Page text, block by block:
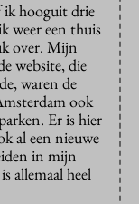
ik hooguit drie
weer een thuis
over. Mijn
website, die
waren de
ook
Er is hier
al een nieuwe
in mijn
allemaal heel